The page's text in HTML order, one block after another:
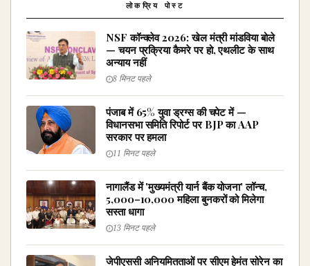
लोकप्रिय पोस्ट
NSF कॉन्क्लेव 2026: खेल मंत्री मांडविया बोले
— चयन प्रक्रिया कैमरे पर हो, एथलीट के साथ
अन्याय नहीं
8 मिनट पहले
पंजाब में 65% युवा ड्रग्स की चपेट में —
विधानसभा समिति रिपोर्ट पर BJP का AAP
सरकार पर हमला
11 मिनट पहले
नागालैंड में 'मुख्यमंत्री यार्न बैंक योजना' लॉन्च,
5,000–10,000 महिला बुनकरों को मिलेगा
सस्ता धागा
13 मिनट पहले
जेपीएससी अनियमितताओं पर सीएम हेमंत सोरेन का